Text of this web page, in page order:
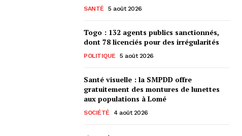
SANTÉ 5 août 2026
Togo : 132 agents publics sanctionnés,
dont 78 licenciés pour des irrégularités
POLITIQUE 5 août 2026
Santé visuelle : la SMPDD offre
gratuitement des montures de lunettes
aux populations à Lomé
SOCIÉTÉ 4 août 2026